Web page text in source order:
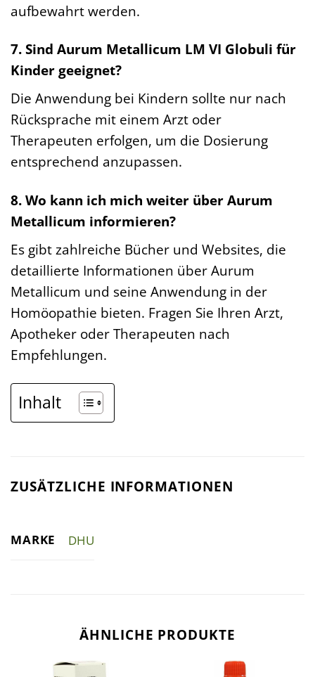
aufbewahrt werden.
7. Sind Aurum Metallicum LM VI Globuli für
Kinder geeignet?
Die Anwendung bei Kindern sollte nur nach
Rücksprache mit einem Arzt oder
Therapeuten erfolgen, um die Dosierung
entsprechend anzupassen.
8. Wo kann ich mich weiter über Aurum
Metallicum informieren?
Es gibt zahlreiche Bücher und Websites, die
detaillierte Informationen über Aurum
Metallicum und seine Anwendung in der
Homöopathie bieten. Fragen Sie Ihren Arzt,
Apotheker oder Therapeuten nach
Empfehlungen.
Inhalt
ZUSÄTZLICHE INFORMATIONEN
MARKE DHU
ÄHNLICHE PRODUKTE